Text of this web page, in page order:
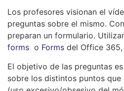
Los profesores visionan el
preguntas sobre el mismo.
preparan un formulario.
forms o Forms del Office 365,
El objetivo de las preguntas
sobre los distintos puntos que